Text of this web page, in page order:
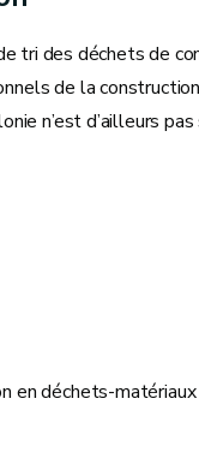
tri des déchets de
de la
n’est d’ailleurs
en déchets-